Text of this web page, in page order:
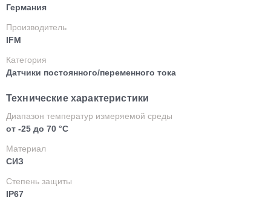
Германия
Производитель
IFM
Категория
Датчики постоянного/переменного тока
Технические характеристики
Диапазон температур измеряемой среды
от -25 до 70 °C
Материал
СИЗ
Степень защиты
IP67